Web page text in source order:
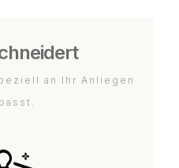
an Ihr Anliegen